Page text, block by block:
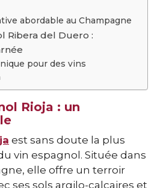
abordable au Champagne
Ribera del Duero :
pour des vins
Rioja : un
est sans doute la plus
vin espagnol. Située dans
elle offre un terroir
ses sols argilo-calcaires et